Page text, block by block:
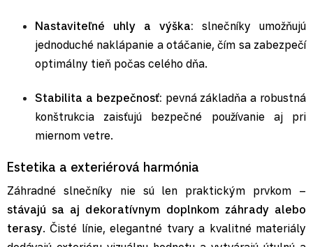
Nastaviteľné uhly a výška: slnečníky umožňujú
jednoduché naklápanie a otáčanie, čím sa zabezpečí
optimálny tieň počas celého dňa.
Stabilita a bezpečnosť: pevná základňa a robustná
konštrukcia zaisťujú bezpečné používanie aj pri
miernom vetre.
Estetika a exteriérová harmónia
Záhradné slnečníky nie sú len praktickým prvkom –
stávajú sa aj dekoratívnym doplnkom záhrady alebo
terasy. Čisté línie, elegantné tvary a kvalitné materiály